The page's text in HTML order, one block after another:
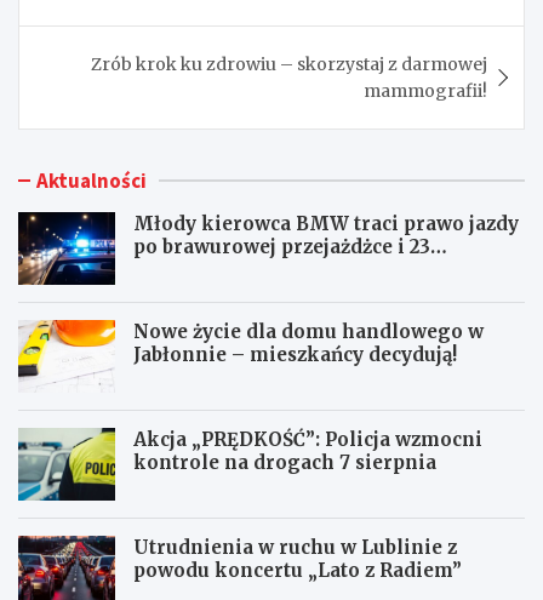
Zrób krok ku zdrowiu – skorzystaj z darmowej
mammografii!
Aktualności
Młody kierowca BMW traci prawo jazdy
po brawurowej przejażdżce i 23
Nowe życie dla domu handlowego w
Jabłonnie – mieszkańcy decydują!
Akcja „PRĘDKOŚĆ”: Policja wzmocni
kontrole na drogach 7 sierpnia
Utrudnienia w ruchu w Lublinie z
powodu koncertu „Lato z Radiem”